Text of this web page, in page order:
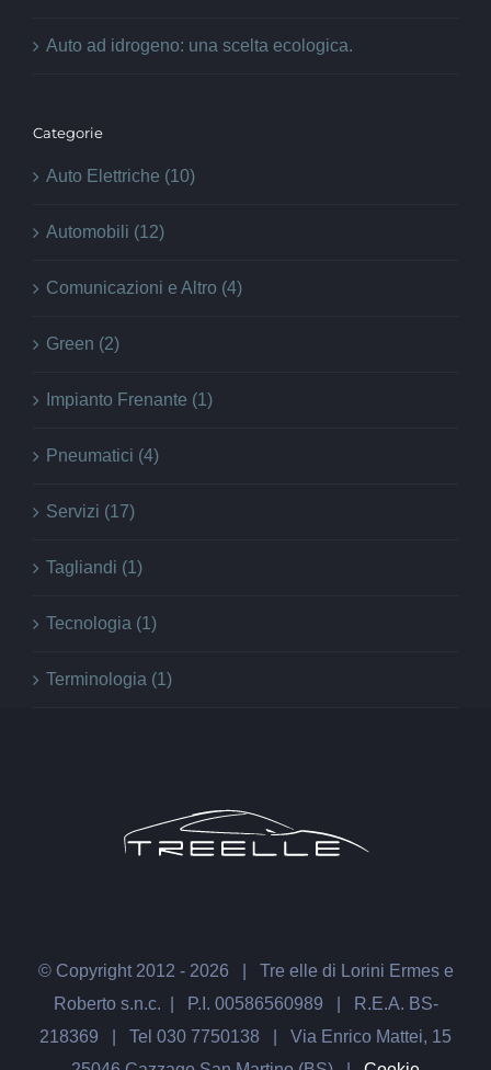
Auto ad idrogeno: una scelta ecologica.
Categorie
Auto Elettriche (10)
Automobili (12)
Comunicazioni e Altro (4)
Green (2)
Impianto Frenante (1)
Pneumatici (4)
Servizi (17)
Tagliandi (1)
Tecnologia (1)
Terminologia (1)
© Copyright 2012 - 2026 | Tre elle di Lorini Ermes e
Roberto s.n.c. | P.I. 00586560989 | R.E.A. BS-
218369 | Tel 030 7750138 | Via Enrico Mattei, 15